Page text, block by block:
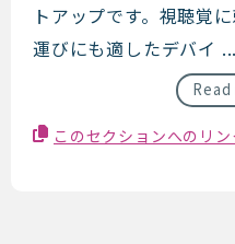
トアップです。視聴覚
運びにも適したデバイ ...
このセクションへのリ